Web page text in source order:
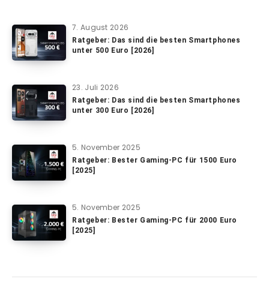
7. August 2026
Ratgeber: Das sind die besten Smartphones
unter 500 Euro [2026]
23. Juli 2026
Ratgeber: Das sind die besten Smartphones
unter 300 Euro [2026]
5. November 2025
Ratgeber: Bester Gaming-PC für 1500 Euro
[2025]
5. November 2025
Ratgeber: Bester Gaming-PC für 2000 Euro
[2025]